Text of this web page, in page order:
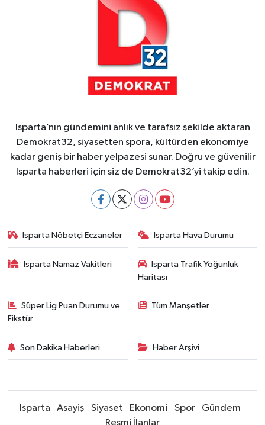
Isparta’nın gündemini anlık ve tarafsız şekilde aktaran
Demokrat32, siyasetten spora, kültürden ekonomiye
kadar geniş bir haber yelpazesi sunar. Doğru ve güvenilir
Isparta haberleri için siz de Demokrat32’yi takip edin.
Isparta Nöbetçi Eczaneler Isparta Hava Durumu
Isparta Namaz Vakitleri
Isparta Trafik Yoğunluk
Haritası
Süper Lig Puan Durumu ve
Fikstür
Tüm Manşetler
Son Dakika Haberleri Haber Arşivi
Isparta Asayiş Siyaset Ekonomi Spor
Gündem